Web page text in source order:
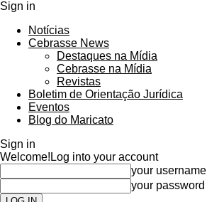
Sign in
Notícias
Cebrasse News
Destaques na Mídia
Cebrasse na Mídia
Revistas
Boletim de Orientação Jurídica
Eventos
Blog do Maricato
Sign in
Welcome! Log into your account
your username
your password